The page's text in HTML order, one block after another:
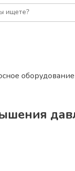
ищете?
оборудование